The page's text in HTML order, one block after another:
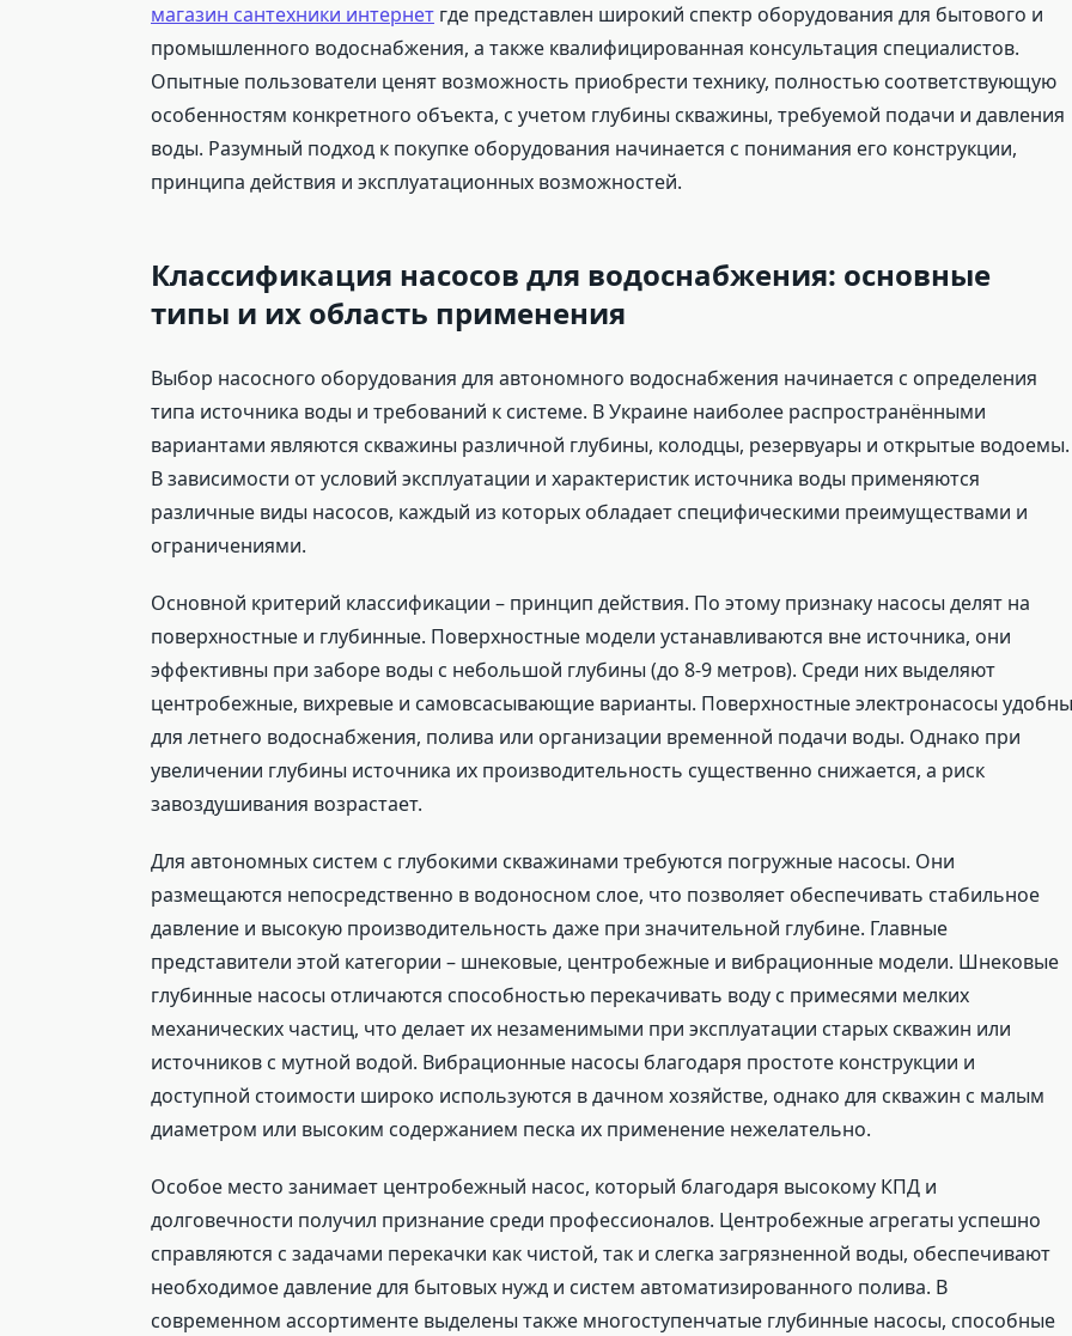
магазин сантехники интернет где представлен широкий спектр оборудования для бытового и
промышленного водоснабжения, а также квалифицированная консультация специалистов.
Опытные пользователи ценят возможность приобрести технику, полностью соответствующую
особенностям конкретного объекта, с учетом глубины скважины, требуемой подачи и давления
воды. Разумный подход к покупке оборудования начинается с понимания его конструкции,
принципа действия и эксплуатационных возможностей.
Классификация насосов для водоснабжения: основные
типы и их область применения
Выбор насосного оборудования для автономного водоснабжения начинается с определения
типа источника воды и требований к системе. В Украине наиболее распространёнными
вариантами являются скважины различной глубины, колодцы, резервуары и открытые водоемы.
В зависимости от условий эксплуатации и характеристик источника воды применяются
различные виды насосов, каждый из которых обладает специфическими преимуществами и
ограничениями.
Основной критерий классификации – принцип действия. По этому признаку насосы делят на
поверхностные и глубинные. Поверхностные модели устанавливаются вне источника, они
эффективны при заборе воды с небольшой глубины (до 8-9 метров). Среди них выделяют
центробежные, вихревые и самовсасывающие варианты. Поверхностные электронасосы удобны
для летнего водоснабжения, полива или организации временной подачи воды. Однако при
увеличении глубины источника их производительность существенно снижается, а риск
завоздушивания возрастает.
Для автономных систем с глубокими скважинами требуются погружные насосы. Они
размещаются непосредственно в водоносном слое, что позволяет обеспечивать стабильное
давление и высокую производительность даже при значительной глубине. Главные
представители этой категории – шнековые, центробежные и вибрационные модели. Шнековые
глубинные насосы отличаются способностью перекачивать воду с примесями мелких
механических частиц, что делает их незаменимыми при эксплуатации старых скважин или
источников с мутной водой. Вибрационные насосы благодаря простоте конструкции и
доступной стоимости широко используются в дачном хозяйстве, однако для скважин с малым
диаметром или высоким содержанием песка их применение нежелательно.
Особое место занимает центробежный насос, который благодаря высокому КПД и
долговечности получил признание среди профессионалов. Центробежные агрегаты успешно
справляются с задачами перекачки как чистой, так и слегка загрязненной воды, обеспечивают
необходимое давление для бытовых нужд и систем автоматизированного полива. В
современном ассортименте выделены также многоступенчатые глубинные насосы, способные